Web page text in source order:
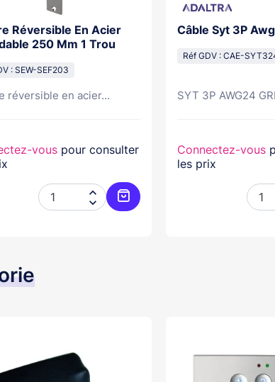
Réversible En Acier
250 Mm 1 Trou
: SEW-SEF203
réversible en acier...
vous pour consulter


Ajouter au panier
Câble Syt 3P
Réf GDV : CAE-
SYT 3P AWG24
Connectez-vous
les prix